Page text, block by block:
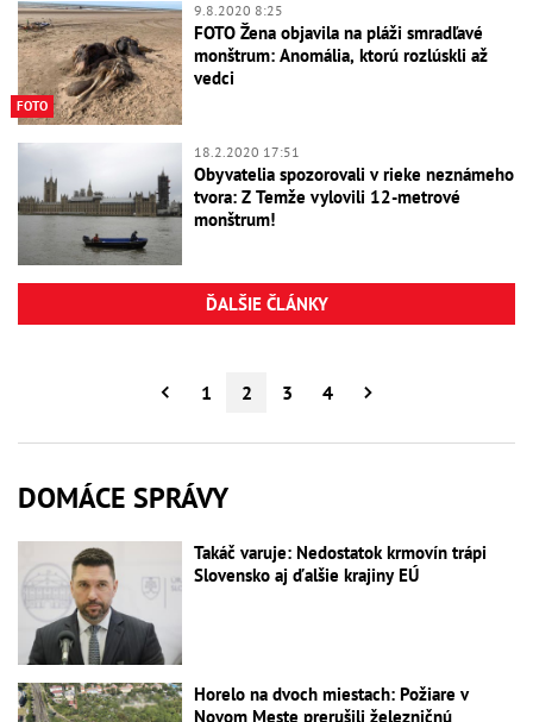
FOTO
9.8.2020 8:25
FOTO Žena objavila na pláži smradľavé
monštrum: Anomália, ktorú rozlúskli až
vedci
18.2.2020 17:51
Obyvatelia spozorovali v rieke neznámeho
tvora: Z Temže vylovili 12-metrové
monštrum!
ĎALŠIE ČLÁNKY
1 2 3 4
DOMÁCE SPRÁVY
Takáč varuje: Nedostatok krmovín trápi
Slovensko aj ďalšie krajiny EÚ
Horelo na dvoch miestach: Požiare v
Novom Meste prerušili železničnú